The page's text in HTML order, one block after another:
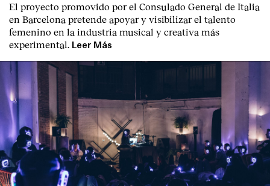
El proyecto promovido por el Consulado General de Italia
en Barcelona pretende apoyar y visibilizar el talento
femenino en la industria musical y creativa más
experimental. Leer Más